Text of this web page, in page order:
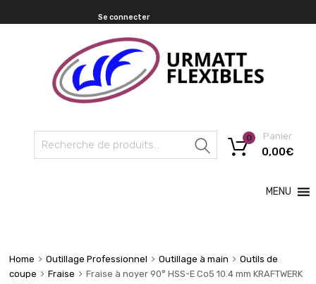
Se connecter
Recherche
Panier
0,00€
0
MENU
Home Outillage Professionnel Outillage à main
Outils de
coupe
Fraise
Fraise à noyer 90° HSS-E Co5 10.4 mm KRAFTWERK